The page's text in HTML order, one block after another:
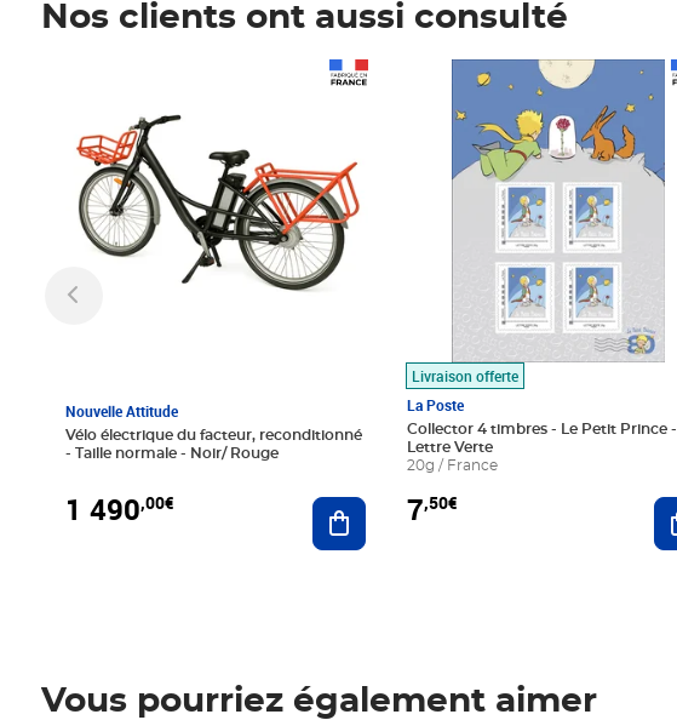
Nos clients ont aussi consulté
Nouvelle Attitude
Vélo électrique du facteur, reconditionné
- Taille normale - Noir/ Rouge
1 490,00€ Ajouter au panier
Livraison offerte
La Poste
Collector 4 timbres - Le Petit Prince -
Lettre Verte
20g / France
7,50€
Prix 7,50€
Vous pourriez également aimer